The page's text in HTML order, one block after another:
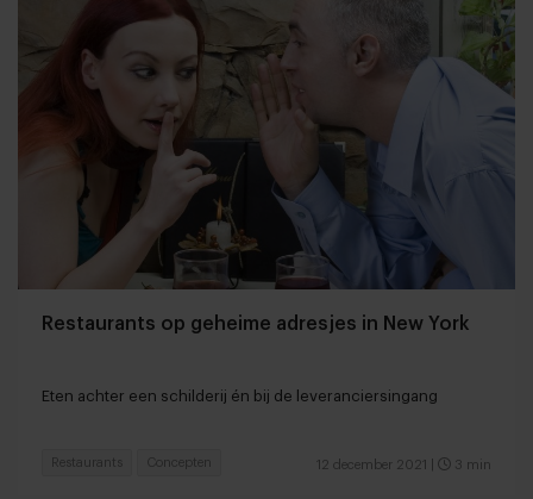
Restaurants op geheime adresjes in New York
Eten achter een schilderij én bij de leveranciersingang
12 december 2021 3 min
Restaurants Concepten